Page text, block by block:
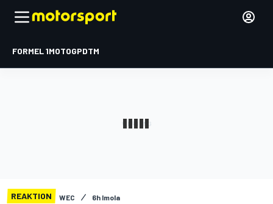
FORMEL 1MOTOGPDTM
REAKTION WEC 6h Imola